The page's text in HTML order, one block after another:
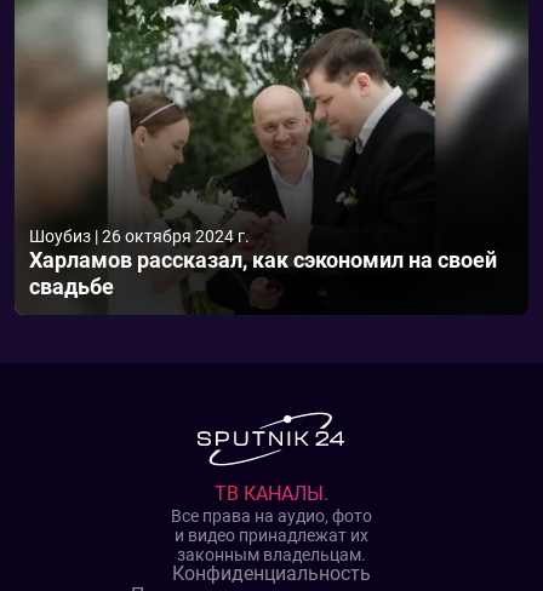
Шоубиз |26 октября 2024 г.
Харламов рассказал, как сэкономил на своей
свадьбе
ТВ КАНАЛЫ.
Все права на аудио, фото
и видео принадлежат их
законным владельцам.
Конфиденциальность